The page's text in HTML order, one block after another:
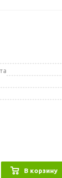
В корзину